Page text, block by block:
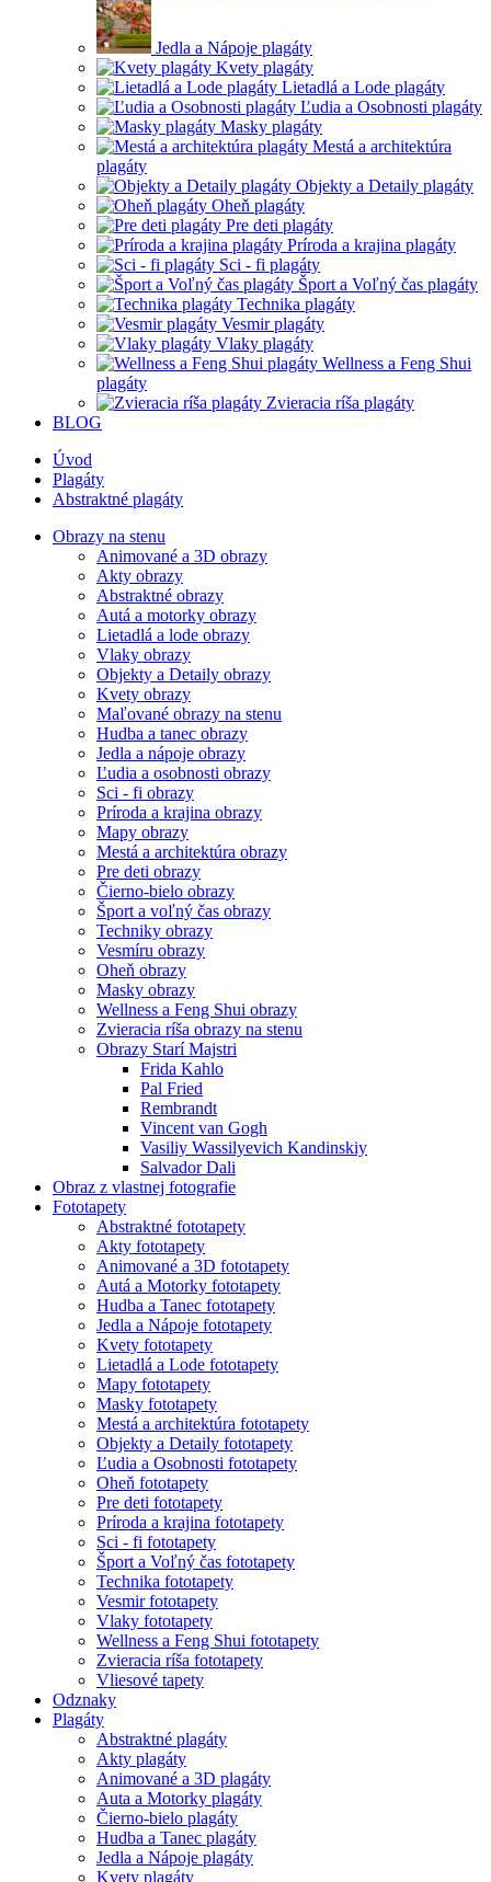
Jedla a Nápoje plagáty
Kvety plagáty
Lietadlá a Lode plagáty
Ľudia a Osobnosti plagáty
Masky plagáty
Mestá a architektúra
plagáty
Objekty a Detaily plagáty
Oheň plagáty
Pre deti plagáty
Príroda a krajina plagáty
Sci - fi plagáty
Šport a Voľný čas plagáty
Technika plagáty
Vesmir plagáty
Vlaky plagáty
Wellness a Feng Shui
plagáty
Zvieracia ríša plagáty
BLOG
Úvod
Plagáty
Abstraktné plagáty
Obrazy na stenu
Animované a 3D obrazy
Akty obrazy
Abstraktné obrazy
Autá a motorky obrazy
Lietadlá a lode obrazy
Vlaky obrazy
Objekty a Detaily obrazy
Kvety obrazy
Maľované obrazy na stenu
Hudba a tanec obrazy
Jedla a nápoje obrazy
Ľudia a osobnosti obrazy
Sci - fi obrazy
Príroda a krajina obrazy
Mapy obrazy
Mestá a architektúra obrazy
Pre deti obrazy
Čierno-bielo obrazy
Šport a voľný čas obrazy
Techniky obrazy
Vesmíru obrazy
Oheň obrazy
Masky obrazy
Wellness a Feng Shui obrazy
Zvieracia ríša obrazy na stenu
Obrazy Starí Majstri
Frida Kahlo
Pal Fried
Rembrandt
Vincent van Gogh
Vasiliy Wassilyevich Kandinskiy
Salvador Dali
Obraz z vlastnej fotografie
Fototapety
Abstraktné fototapety
Akty fototapety
Animované a 3D fototapety
Autá a Motorky fototapety
Hudba a Tanec fototapety
Jedla a Nápoje fototapety
Kvety fototapety
Lietadlá a Lode fototapety
Mapy fototapety
Masky fototapety
Mestá a architektúra fototapety
Objekty a Detaily fototapety
Ľudia a Osobnosti fototapety
Oheň fototapety
Pre deti fototapety
Príroda a krajina fototapety
Sci - fi fototapety
Šport a Voľný čas fototapety
Technika fototapety
Vesmir fototapety
Vlaky fototapety
Wellness a Feng Shui fototapety
Zvieracia ríša fototapety
Vliesové tapety
Odznaky
Plagáty
Abstraktné plagáty
Akty plagáty
Animované a 3D plagáty
Auta a Motorky plagáty
Čierno-bielo plagáty
Hudba a Tanec plagáty
Jedla a Nápoje plagáty
Kvety plagáty